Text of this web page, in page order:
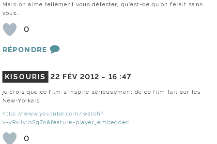
Mais on aime tellement vous détester, qu’est-ce qu’on ferait sans
vous…
0
RÉPONDRE
KISOURIS 22 FÉV 2012 - 16 :47
je crois que ce film s’inspire sérieusement de ce film fait sur les
New-Yorkais
http://www.youtube.com/watch?
v=yRvJylbSg7o&feature=player_embedded
0